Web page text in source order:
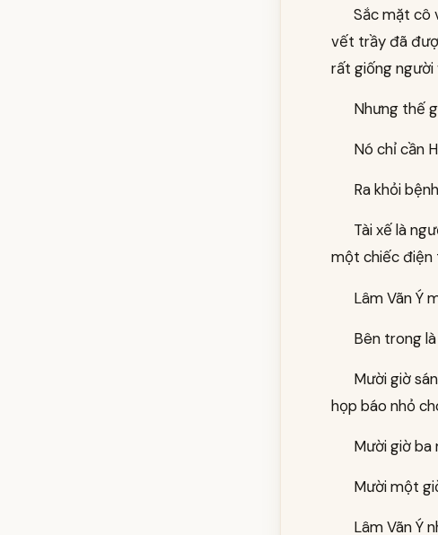
Sắc mặt cô
vết trầy đã
rất giống người
Nhưng thế
Nó chỉ cần
Ra khỏi
Tài xế là
một chiếc điện
Lâm Vãn Ý
Bên trong
Mười giờ
họp báo nhỏ
Mười giờ ba
Mười một
Lâm Vãn Ý